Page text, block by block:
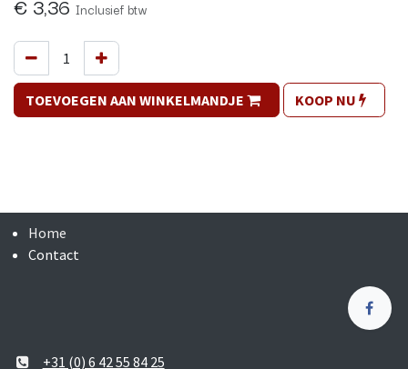
Inclusief btw
TOEVOEGEN AAN WINKELMANDJE KOOP NU
Home
Contact
+31 (0) 6 42 55 84 25